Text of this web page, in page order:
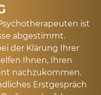
ist
abgestimmt.
der Klärung Ihrer
Ihnen, Ihren
nachzukommen.
Erstgespräch